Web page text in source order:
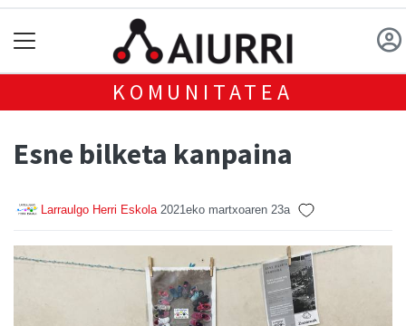
KOMUNITATEA
Esne bilketa kanpaina
Larraulgo Herri Eskola 2021eko martxoaren 23a